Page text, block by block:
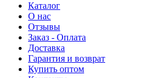
Каталог
О нас
Отзывы
Заказ - Оплата
Доставка
Гарантия и возврат
Купить оптом